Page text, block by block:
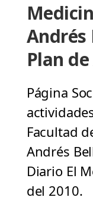
Andrés
Plan
Página
Facultad
Andrés
Diario El
del 2010.